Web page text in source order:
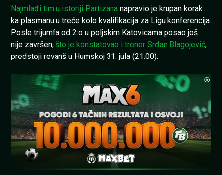
Najmlađi tim u istoriji Partizana napravio je krupan korak
ka plasmanu u treće kolo kvalifikacija za Ligu konferencija.
Posle trijumfa od 2:o u poljskim Katovicama posao još
nije završen, što je konstatovao i trener Srđan Blagojević,
predstoji revanš u Humskoj 31. jula (21.00).